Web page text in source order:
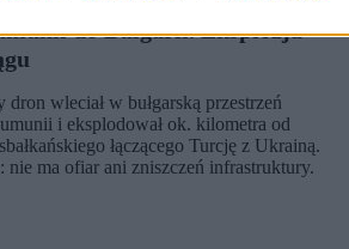
do Bułgarii. Eksplozja
wleciał w bułgarską przestrzeń
i eksplodował ok. kilometra od
łączącego Turcję z Ukrainą.
nie ma ofiar ani zniszczeń infrastruktury.